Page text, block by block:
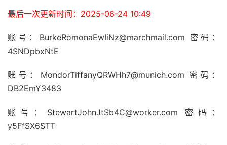
最后一次更新时间：2025-06-24 10:49
账号：BurkeRomonaEwIiNz@marchmail.com 密码：
4SNDpbxNtE
账号：MondorTiffanyQRWHh7@munich.com 密码：
DB2EmY3483
账号：StewartJohnJtSb4C@worker.com 密码：
y5FfSX6STT